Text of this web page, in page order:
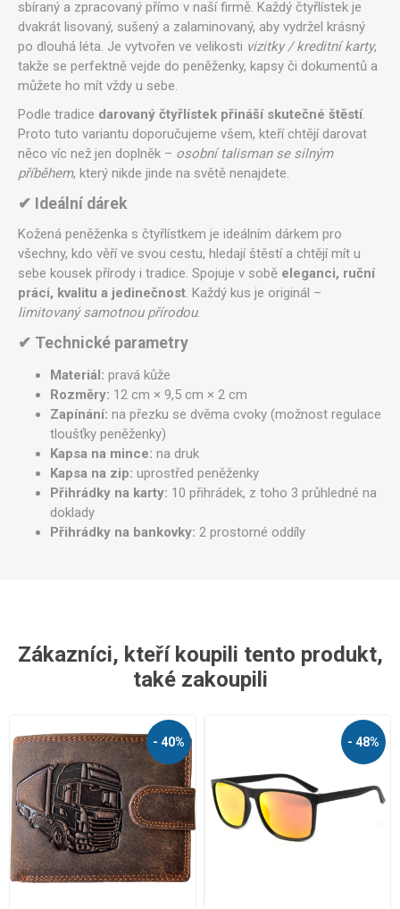
sbíraný a zpracovaný přímo v naší firmě. Každý čtyřlístek je
dvakrát lisovaný, sušený a zalaminovaný, aby vydržel krásný
po dlouhá léta. Je vytvořen ve velikosti vizitky / kreditní karty,
takže se perfektně vejde do peněženky, kapsy či dokumentů a
můžete ho mít vždy u sebe.
Podle tradice darovaný čtyřlístek přináší skutečné štěstí.
Proto tuto variantu doporučujeme všem, kteří chtějí darovat
něco víc než jen doplněk – osobní talisman se silným
příběhem, který nikde jinde na světě nenajdete.
✔ Ideální dárek
Kožená peněženka s čtyřlístkem je ideálním dárkem pro
všechny, kdo věří ve svou cestu, hledají štěstí a chtějí mít u
sebe kousek přírody i tradice. Spojuje v sobě eleganci, ruční
práci, kvalitu a jedinečnost. Každý kus je originál –
limitovaný samotnou přírodou.
✔ Technické parametry
Materiál: pravá kůže
Rozměry: 12 cm × 9,5 cm × 2 cm
Zapínání: na přezku se dvěma cvoky (možnost regulace
tloušťky peněženky)
Kapsa na mince: na druk
Kapsa na zip: uprostřed peněženky
Přihrádky na karty: 10 přihrádek, z toho 3 průhledné na
doklady
Přihrádky na bankovky: 2 prostorné oddíly
Zákazníci, kteří koupili tento produkt,
také zakoupili
- 40% - 48%